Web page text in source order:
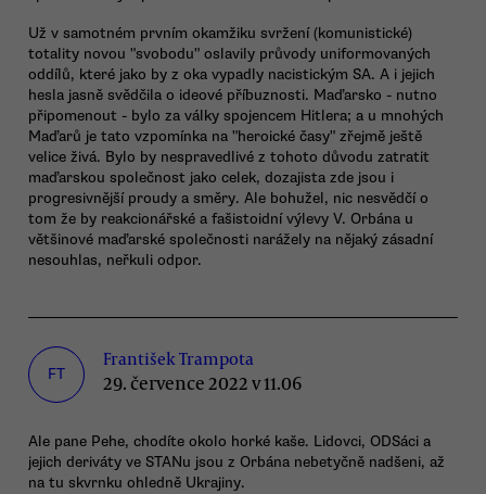
Už v samotném prvním okamžiku svržení (komunistické)
totality novou "svobodu" oslavily průvody uniformovaných
oddílů, které jako by z oka vypadly nacistickým SA. A i jejich
hesla jasně svědčila o ideové příbuznosti. Maďarsko - nutno
připomenout - bylo za války spojencem Hitlera; a u mnohých
Maďarů je tato vzpomínka na "heroické časy" zřejmě ještě
velice živá. Bylo by nespravedlivé z tohoto důvodu zatratit
maďarskou společnost jako celek, dozajista zde jsou i
progresivnější proudy a směry. Ale bohužel, nic nesvědčí o
tom že by reakcionářské a fašistoidní výlevy V. Orbána u
většinové maďarské společnosti narážely na nějaký zásadní
nesouhlas, neřkuli odpor.
FT
František Trampota
29. července 2022 v 11.06
Ale pane Pehe, chodíte okolo horké kaše. Lidovci, ODSáci a
jejich deriváty ve STANu jsou z Orbána nebetyčně nadšeni, až
na tu skvrnku ohledně Ukrajiny.